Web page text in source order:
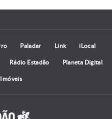
Paladar Link iLocal
Rádio Estadão Planeta Digital